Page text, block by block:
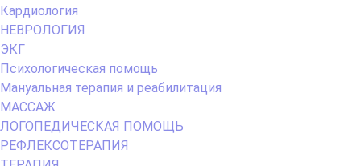
Кардиология
НЕВРОЛОГИЯ
ЭКГ
Психологическая помощь
Мануальная терапия и реабилитация
МАССАЖ
ЛОГОПЕДИЧЕСКАЯ ПОМОЩЬ
РЕФЛЕКСОТЕРАПИЯ